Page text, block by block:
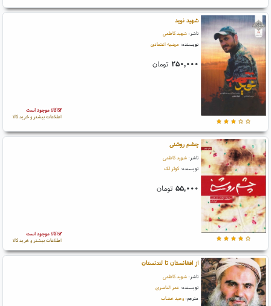
شهید نوید
ناشر: شهید کاظمی
نویسنده: مرضیه اعتمادی
۲۵۰,۰۰۰ تومان
کالا موجود است
اطلاعات بیشتر و خرید کالا
چشم روشنی
ناشر: شهید کاظمی
نویسنده: کوثر لک
۵۵,۰۰۰ تومان
کالا موجود است
اطلاعات بیشتر و خرید کالا
از افغانستان تا لندنستان
ناشر: شهید کاظمی
نویسنده: عمر الناصری
مترجم: وحید خضاب